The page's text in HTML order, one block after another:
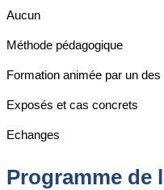
Aucun
Méthode pédagogique
Formation animée par un
Exposés et cas concrets
Echanges
Programme de